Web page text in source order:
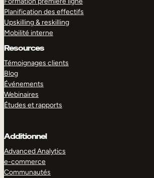
Planification des effectifs
Upskilling & reskilling
Mobilité interne
Resources
Témoignages clients
Blog
Événements
Webinaires
Études et rapports
Additionnel
Advanced Analytics
e-commerce
Communautés